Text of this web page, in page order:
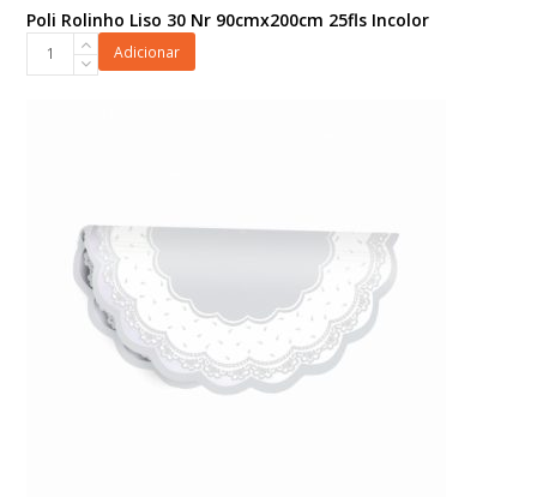
Poli Rolinho Liso 30 Nr 90cmx200cm 25fls Incolor
Poli
quantidade
Adicionar